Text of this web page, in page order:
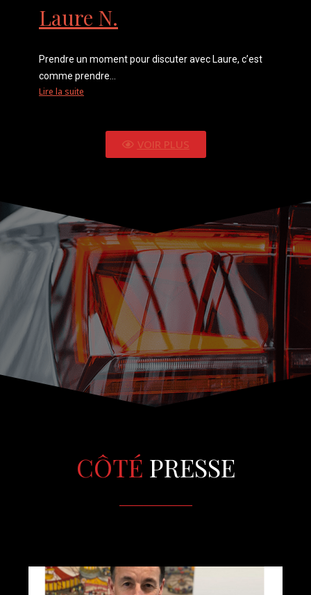
Laure N.
Prendre un moment pour discuter avec Laure, c’est
comme prendre...
Lire la suite
VOIR PLUS
CÔTÉ PRESSE